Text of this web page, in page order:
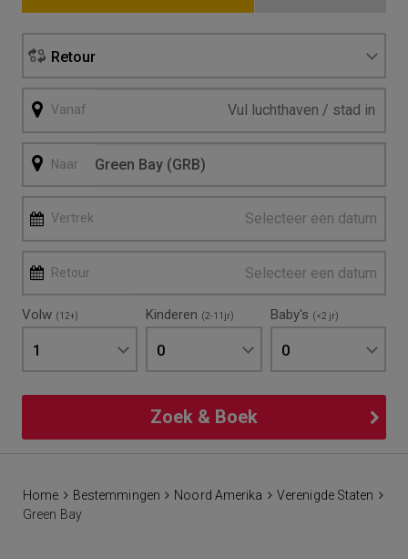
Retour
Vanaf
Naar
Vertrek Selecteer een datum
Retour Selecteer een datum
Volw (12+)
1
Kinderen (2-11jr)
0
Baby's (<2 jr)
0
Zoek & Boek
Home Bestemmingen Noord Amerika
Verenigde Staten
Green Bay